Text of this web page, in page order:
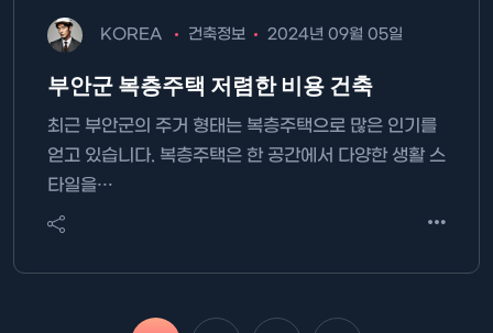
KOREA 건축정보 2024년 09월 05일
부안군 복층주택 저렴한 비용 건축
최근 부안군의 주거 형태는 복층주택으로 많은 인기를
얻고 있습니다. 복층주택은 한 공간에서 다양한 생활 스
타일을…